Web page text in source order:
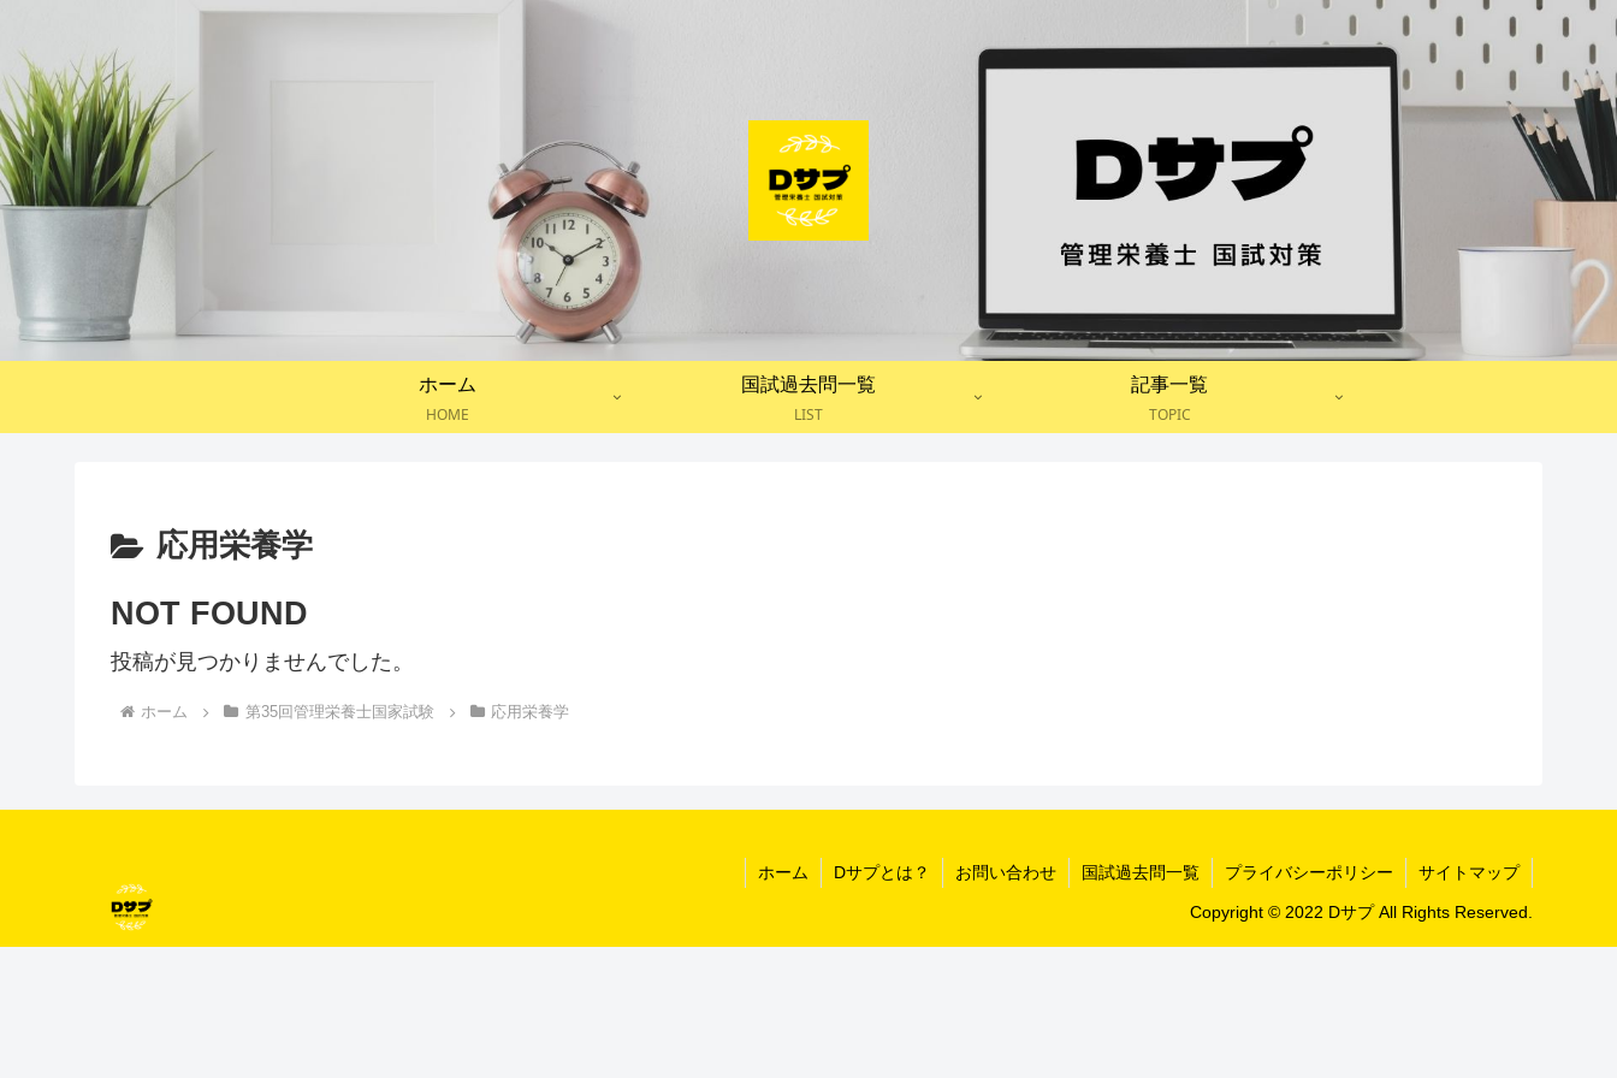
ホーム
HOME
国試過去問一覧
LIST
記事一覧
TOPIC
応用栄養学
NOT FOUND
投稿が見つかりませんでした。
ホーム 第35回管理栄養士国家試験 応用栄養学
ホーム Dサプとは？ お問い合わせ 国試過去問一覧 プライバシーポリシー サイトマップ
Copyright © 2022 Dサプ All Rights Reserved.